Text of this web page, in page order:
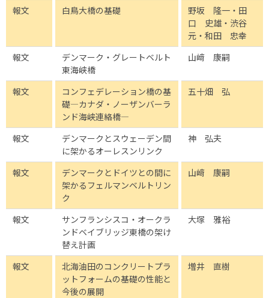
報文 白鳥大橋の基礎
野坂 隆一・田
口 史雄・渋谷
元・和田 忠幸
報文
デンマーク・グレートベルト
東海峡橋
山﨑 康嗣
報文
コンフェデレーション橋の基
礎―カナダ・ノーザンバーラ
ンド海峡連絡橋―
五十畑 弘
報文
デンマークとスウェーデン間
に架かるオーレスンリンク
神 弘夫
報文
デンマークとドイツとの間に
架かるフェルマンベルトリン
ク
山﨑 康嗣
報文
サンフランシスコ・オークラ
ンドベイブリッジ東橋の架け
替え計画
大塚 雅裕
報文
北海油田のコンクリートプラ
ットフォームの基礎の性能と
今後の展開
増井 直樹